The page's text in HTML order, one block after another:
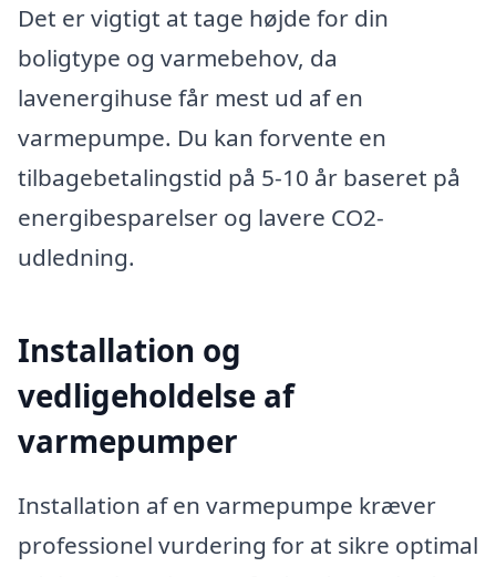
Det er vigtigt at tage højde for din
boligtype og varmebehov, da
lavenergihuse får mest ud af en
varmepumpe. Du kan forvente en
tilbagebetalingstid på 5-10 år baseret på
energibesparelser og lavere CO2-
udledning.
Installation og
vedligeholdelse af
varmepumper
Installation af en varmepumpe kræver
professionel vurdering for at sikre optimal